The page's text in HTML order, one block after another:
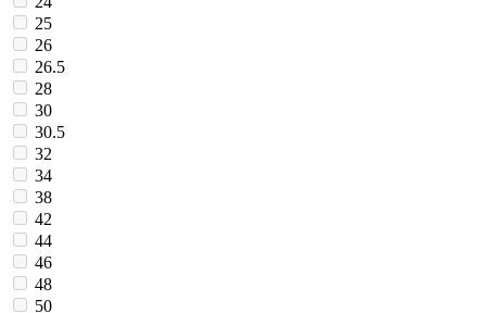
25
26
26.5
28
30
30.5
32
34
38
42
44
46
48
50